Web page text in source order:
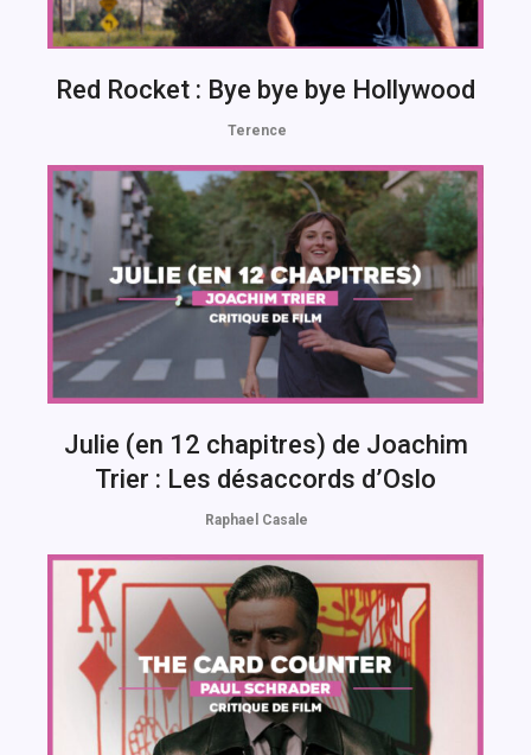
Red Rocket : Bye bye bye Hollywood
Terence
Julie (en 12 chapitres) de Joachim
Trier : Les désaccords d’Oslo
Raphael Casale